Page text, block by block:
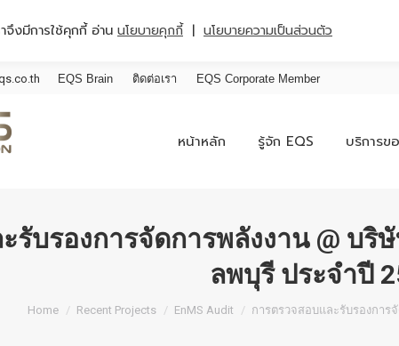
EQS Brain ติดต่อเรา EQS Corporate Member
หน้าหลัก รู้จัก EQS บริการข
รับรองการจัดการพลังงาน @ บ
ลพบุรี ประจำปี
You are here:
Home Recent Projects EnMS Audit การตรวจสอบและรับรองกา
จึงมีการใช้คุกกี้ อ่าน นโยบายคุกกี้ | นโยบายความเป็นส่วนตัว